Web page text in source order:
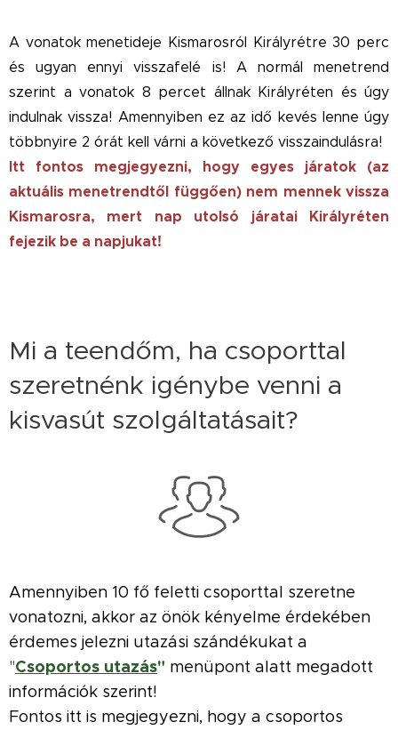
A vonatok menetideje Kismarosról Királyrétre 30 perc
és ugyan ennyi visszafelé is! A normál menetrend
szerint a vonatok 8 percet állnak Királyréten és úgy
indulnak vissza! Amennyiben ez az idő kevés lenne úgy
többnyire 2 órát kell várni a következő visszaindulásra!
Itt fontos megjegyezni, hogy egyes járatok (az
aktuális menetrendtől függően) nem mennek vissza
Kismarosra, mert nap utolsó járatai Királyréten
fejezik be a napjukat!
Mi a teendőm, ha csoporttal
szeretnénk igénybe venni a
kisvasút szolgáltatásait?
Amennyiben 10 fő feletti csoporttal szeretne
vonatozni, akkor az önök kényelme érdekében
érdemes jelezni utazási szándékukat a
"Csoportos utazás" menüpont alatt megadott
információk szerint!
Fontos itt is megjegyezni, hogy a csoportos